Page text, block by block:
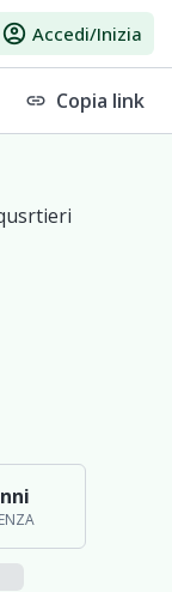
account_circle Accedi/Inizia
link Copia link